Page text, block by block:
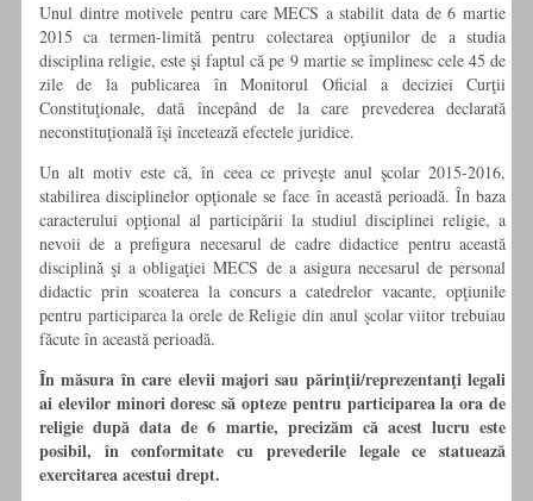
Unul dintre motivele pentru care MECS a stabilit data de 6 martie
2015 ca termen-limită pentru colectarea opţiunilor de a studia
disciplina religie, este şi faptul că pe 9 martie se împlinesc cele 45 de
zile de la publicarea în Monitorul Oficial a deciziei Curţii
Constituţionale, dată începând de la care prevederea declarată
neconstituţională îşi încetează efectele juridice.
Un alt motiv este că, în ceea ce priveşte anul şcolar 2015-2016,
stabilirea disciplinelor opţionale se face în această perioadă. În baza
caracterului opţional al participării la studiul disciplinei religie, a
nevoii de a prefigura necesarul de cadre didactice pentru această
disciplină şi a obligaţiei MECS de a asigura necesarul de personal
didactic prin scoaterea la concurs a catedrelor vacante, opţiunile
pentru participarea la orele de Religie din anul şcolar viitor trebuiau
făcute în această perioadă.
În măsura în care elevii majori sau părinţii/reprezentanţi legali
ai elevilor minori doresc să opteze pentru participarea la ora de
religie după data de 6 martie, precizăm că acest lucru este
posibil, în conformitate cu prevederile legale ce statuează
exercitarea acestui drept.